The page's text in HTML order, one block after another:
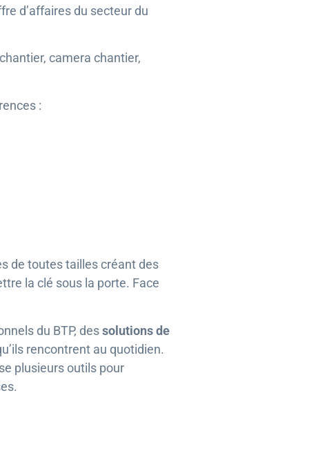
d’affaires du secteur du
camera chantier,
:
de toutes tailles créant des
la clé sous la porte. Face
du BTP, dessolutions de
rencontrent au quotidien.
plusieurs outils pour